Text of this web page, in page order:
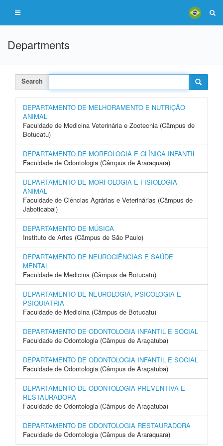
Departments
Search
DEPARTAMENTO DE MELHORAMENTO E NUTRIÇÃO
ANIMAL
Faculdade de Medicina Veterinária e Zootecnia (Câmpus de
Botucatu)
DEPARTAMENTO DE MORFOLOGIA E CLÍNICA INFANTIL
Faculdade de Odontologia (Câmpus de Araraquara)
DEPARTAMENTO DE MORFOLOGIA E FISIOLOGIA
ANIMAL
Faculdade de Ciências Agrárias e Veterinárias (Câmpus de
Jaboticabal)
DEPARTAMENTO DE MÚSICA
Instituto de Artes (Câmpus de São Paulo)
DEPARTAMENTO DE NEUROCIÊNCIAS E SAÚDE
MENTAL
Faculdade de Medicina (Câmpus de Botucatu)
DEPARTAMENTO DE NEUROLOGIA, PSICOLOGIA E
PSIQUIATRIA
Faculdade de Medicina (Câmpus de Botucatu)
DEPARTAMENTO DE ODONTOLOGIA INFANTIL E SOCIAL
Faculdade de Odontologia (Câmpus de Araçatuba)
DEPARTAMENTO DE ODONTOLOGIA INFANTIL E SOCIAL
Faculdade de Odontologia (Câmpus de Araçatuba)
DEPARTAMENTO DE ODONTOLOGIA PREVENTIVA E
RESTAURADORA
Faculdade de Odontologia (Câmpus de Araçatuba)
DEPARTAMENTO DE ODONTOLOGIA RESTAURADORA
Faculdade de Odontologia (Câmpus de Araraquara)